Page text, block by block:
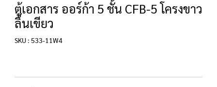
ตู้เอกสาร ออร์ก้า 5 ชั้น CFB-5 โครงขาว
ลิ้นเขียว
SKU : 533-11W4